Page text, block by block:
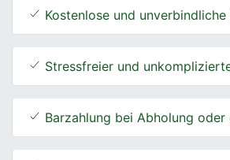
Kostenlose und
Stressfreier und
Barzahlung bei Abholung